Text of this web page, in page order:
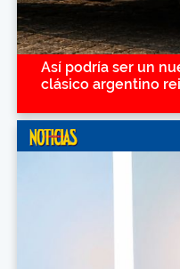
Así podría ser un
clásico argentino